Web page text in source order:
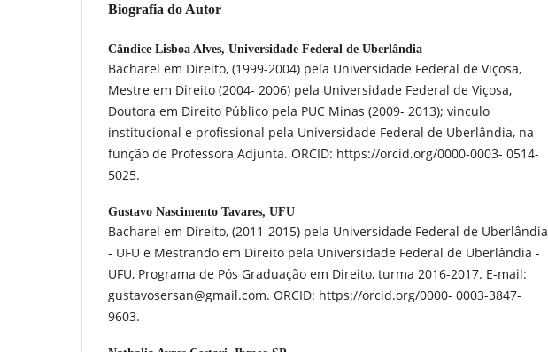
Biografia do Autor
Cândice Lisboa Alves, Universidade Federal de Uberlândia
Bacharel em Direito, (1999-2004) pela Universidade Federal de Viçosa,
Mestre em Direito (2004- 2006) pela Universidade Federal de Viçosa,
Doutora em Direito Público pela PUC Minas (2009- 2013); vinculo
institucional e profissional pela Universidade Federal de Uberlândia, na
função de Professora Adjunta. ORCID: https://orcid.org/0000-0003- 0514-
5025.
Gustavo Nascimento Tavares, UFU
Bacharel em Direito, (2011-2015) pela Universidade Federal de Uberlândia
- UFU e Mestrando em Direito pela Universidade Federal de Uberlândia -
UFU, Programa de Pós Graduação em Direito, turma 2016-2017. E-mail:
gustavosersan@gmail.com. ORCID: https://orcid.org/0000- 0003-3847-
9603.